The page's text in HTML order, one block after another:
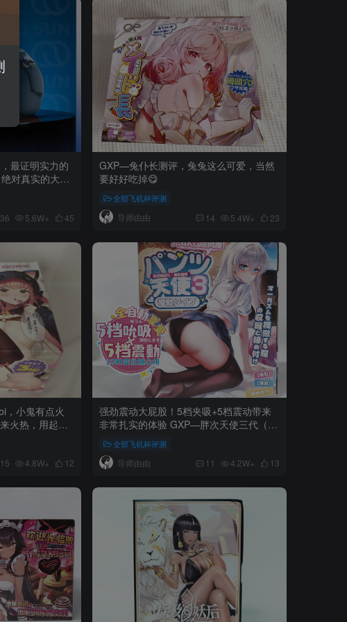
最证明实力的
对真实的大体
评！
36 5.6W+ 45
GXP—兔仆长测评，兔兔这么可爱，当然
要好好吃掉😋
全部飞机杯评测
导师由由 14 5.4W+ 23
小鬼有点火
火热，用起来
15 4.8W+ 12
强劲震动大屁股！5档夹吸+5档震动带来
非常扎实的体验 GXP—胖次天使三代（电
动）测评！
全部飞机杯评测
导师由由 11 4.2W+ 13